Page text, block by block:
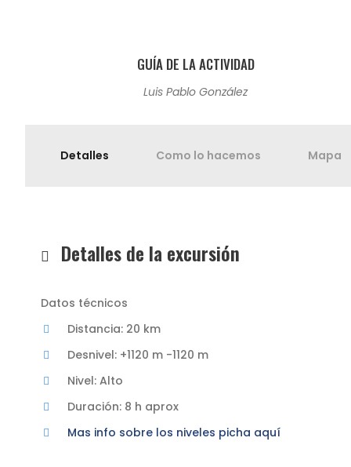
GUÍA DE LA ACTIVIDAD
Luis Pablo González
Detalles Como lo hacemos Mapa
Detalles de la excursión
Datos técnicos
Distancia: 20 km
Desnivel: +1120 m -1120 m
Nivel: Alto
Duración: 8 h aprox
Mas info sobre los niveles picha aquí